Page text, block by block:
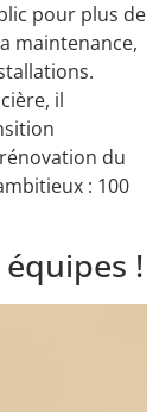
pour plus de
maintenance,
il
du
: 100
équipes !